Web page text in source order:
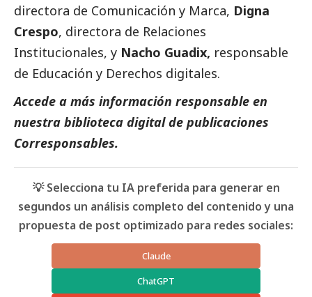
directora de Comunicación y Marca, Digna
Crespo, directora de Relaciones
Institucionales, y Nacho Guadix, responsable
de Educación y Derechos digitales.
Accede a más información responsable en
nuestra biblioteca digital de publicaciones
Corresponsables.
💡 Selecciona tu IA preferida para generar en
segundos un análisis completo del contenido y una
propuesta de post optimizado para redes sociales:
Claude
ChatGPT